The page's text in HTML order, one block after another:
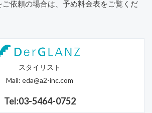
ご依頼の場合は、予め料金表をご覧くだ
スタイリスト
Mail: eda@a2-inc.com
Tel:03-5464-0752